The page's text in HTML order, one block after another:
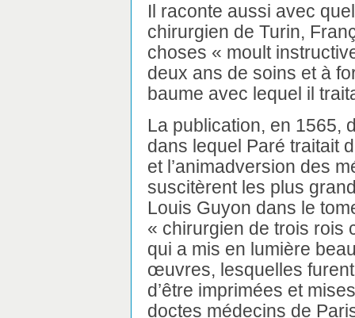
Il raconte aussi avec
chirurgien de Turin,
choses « moult
deux ans de soins et à
baume avec lequel il
La publication, en 1565,
dans lequel Paré traitait
et l’animadversion des
suscitèrent les plus
Louis Guyon dans le
« chirurgien de trois rois
qui a mis en lumière
œuvres, lesquelles
d’être imprimées et
doctes médecins de